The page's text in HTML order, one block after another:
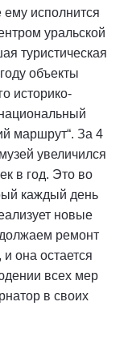
исполнится
уральской
туристическая
объекты
историко-
маршрут“. За 4
увеличился
в год. Это во
каждый день
новые
ремонт
она остается
всех мер
в своих